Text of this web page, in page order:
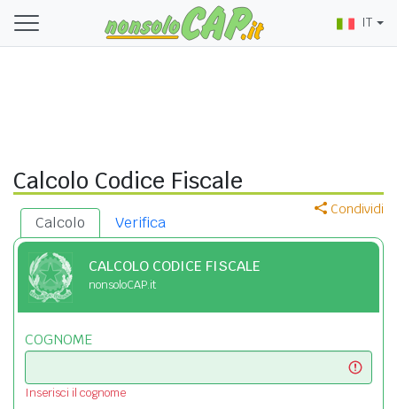
IT
Calcolo Codice Fiscale
Condividi
Calcolo Verifica
CALCOLO CODICE FISCALE
nonsoloCAP.it
COGNOME
Inserisci il cognome